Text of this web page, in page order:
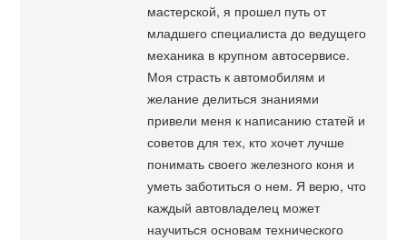
мастерской, я прошел путь от
младшего специалиста до ведущего
механика в крупном автосервисе.
Моя страсть к автомобилям и
желание делиться знаниями
привели меня к написанию статей и
советов для тех, кто хочет лучше
понимать своего железного коня и
уметь заботиться о нем. Я верю, что
каждый автовладелец может
научиться основам технического